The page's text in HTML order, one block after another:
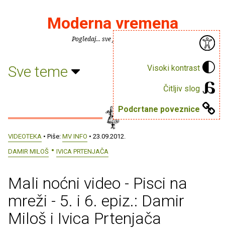
Visoki kontrast
Čitljiv slog
Podcrtane poveznice
Moderna vremena
Pogledaj... sve je puno knjiga.
Sve teme
VIDEOTEKA • Piše: MV INFO • 23.09.2012.
DAMIR MILOŠ
IVICA PRTENJAČA
Mali noćni video - Pisci na
mreži - 5. i 6. epiz.: Damir
Miloš i Ivica Prtenjača